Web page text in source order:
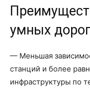
умных
— Меньшая
станций и более
инфраструктуры по